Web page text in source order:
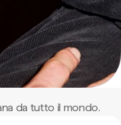
da tutto il mondo.